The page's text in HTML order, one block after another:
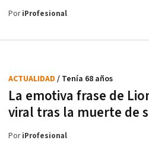
PoriProfesional
La emotiva frase de
viral tras la muerte de
ACTUALIDAD / Tenía 68 años
PoriProfesional